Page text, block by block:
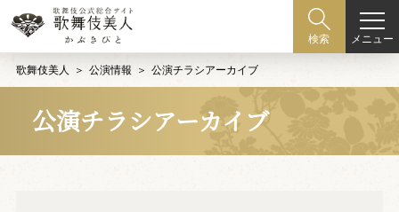
検索 メニュー
歌舞伎美人 公演情報 公演チラシアーカイブ
公演チラシアーカイブ